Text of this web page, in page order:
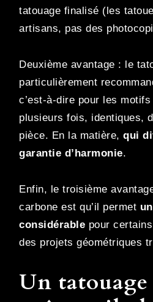
tatouage finalisé (les
artisans, pas des
Deuxième avantage : le
particulièrement
c’est-à-dire pour les
plusieurs fois, identiques,
pièce. En la matière, qui
garantie d’harmonie.
Enfin, le troisième
carbone est qu’il permet
considérable pour
des projets géométriques
Un